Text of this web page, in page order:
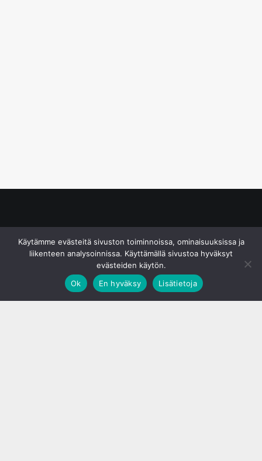
Käytämme evästeitä sivuston toiminnoissa, ominaisuuksissa ja
liikenteen analysoinnissa. Käyttämällä sivustoa hyväksyt
evästeiden käytön.
Ok
En hyväksy Lisätietoja